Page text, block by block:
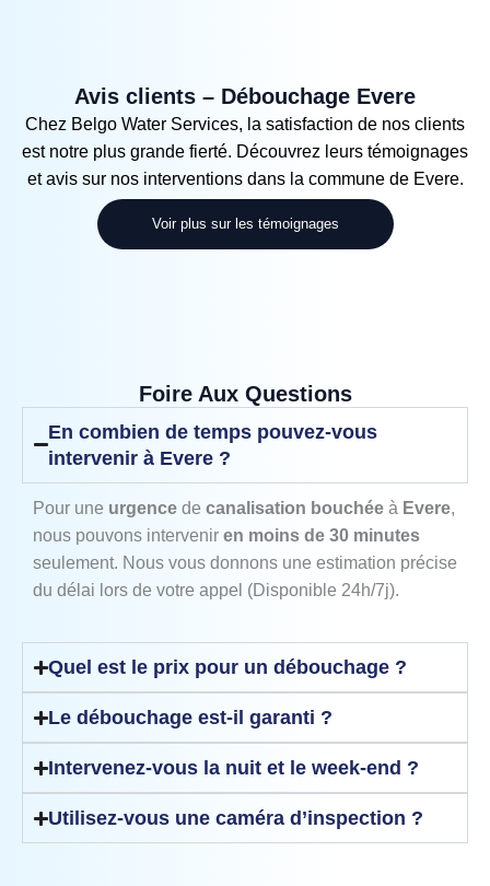
Avis clients – Débouchage Evere
Chez Belgo Water Services, la satisfaction de nos clients
est notre plus grande fierté. Découvrez leurs témoignages
et avis sur nos interventions dans la commune de Evere.
Voir plus sur les témoignages
Foire Aux Questions
En combien de temps pouvez-vous
intervenir à Evere ?
Pour une urgence de canalisation bouchée à Evere,
nous pouvons intervenir en moins de 30 minutes
seulement. Nous vous donnons une estimation précise
du délai lors de votre appel (Disponible 24h/7j).
Quel est le prix pour un débouchage ?
Le débouchage est-il garanti ?
Intervenez-vous la nuit et le week-end ?
Utilisez-vous une caméra d’inspection ?